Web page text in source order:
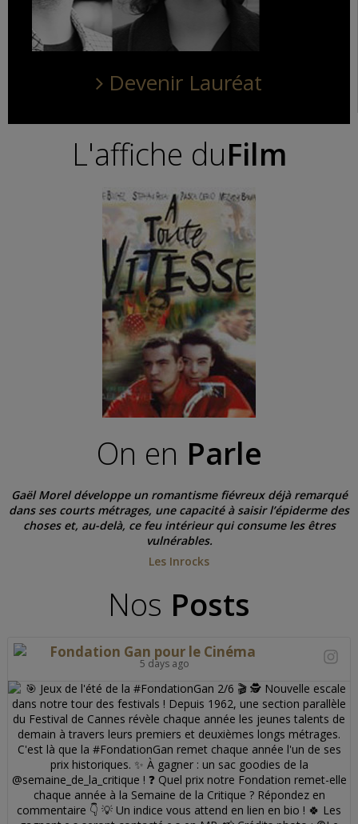
Devenir Lauréat
L'affiche duFilm
On en Parle
Gaël Morel développe un romantisme fiévreux déjà remarqué
dans ses courts métrages, une capacité à saisir l’épiderme des
choses et, au-delà, ce feu intérieur qui consume les êtres
vulnérables.
Les Inrocks
Nos Posts
Fondation Gan pour le Cinéma
5 days ago